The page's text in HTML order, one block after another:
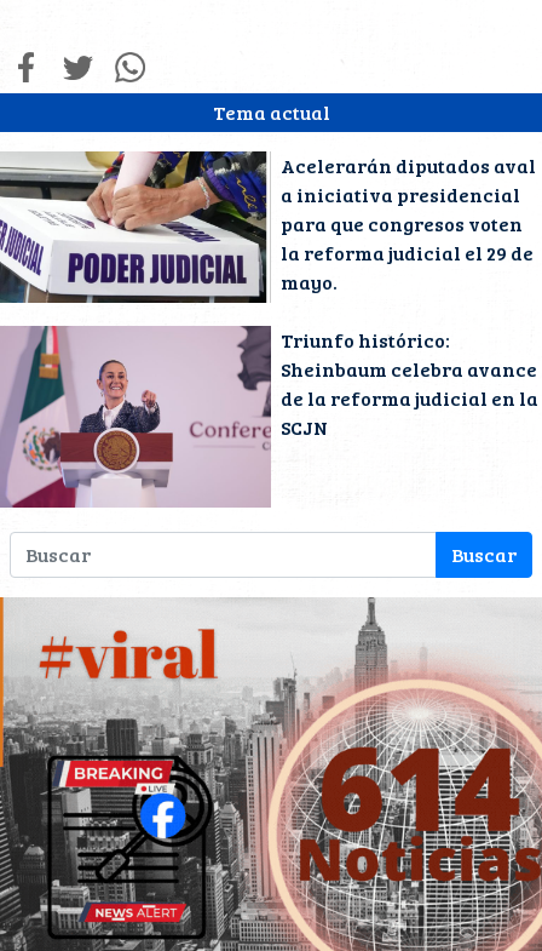
Tema actual
Acelerarán diputados aval
a iniciativa presidencial
para que congresos voten
la reforma judicial el 29 de
mayo.
Triunfo histórico:
Sheinbaum celebra avance
de la reforma judicial en la
SCJN